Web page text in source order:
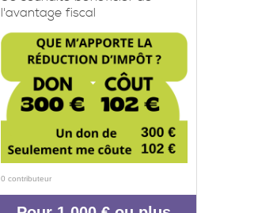
l'avantage fiscal
0 contributeur